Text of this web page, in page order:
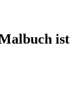
ist